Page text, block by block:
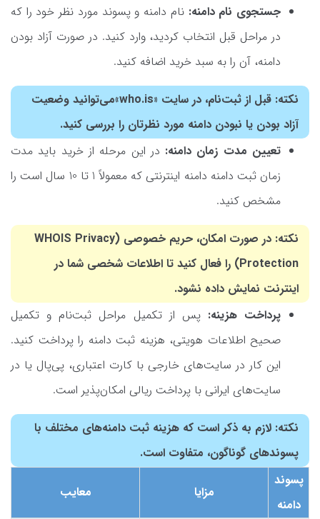
جستجوی نام دامنه:نام دامنه و پسوند مورد نظر خود را که
در مراحل قبل انتخاب کردید، وارد کنید. در صورت آزاد بودن
دامنه، آن را به سبد خرید اضافه کنید.
نکته: قبل از ثبت‌نام، در سایت «who.is»می‌توانید وضعیت
آزاد بودن یا نبودن دامنه مورد نظرتان را بررسی کنید.
تعیین مدت زمان دامنه: در این مرحله از خرید باید مدت
زمان ثبت دامنه دامنه اینترنتی که معمولاً 1 تا 10 سال است را
مشخص کنید.
نکته: در صورت امکان، حریم خصوصی (WHOIS Privacy
Protection) را فعال کنید تا اطلاعات شخصی شما در
اینترنت نمایش داده نشود.
پرداخت هزینه:پس از تکمیل مراحل ثبت‌نام و تکمیل
صحیح اطلاعات هویتی، هزینه ثبت دامنه را پرداخت کنید.
این کار در سایت‌های خارجی با کارت اعتباری، پی‌پال یا در
سایت‌های ایرانی با پرداخت ریالی امکان‌پذیر است.
نکته: لازم به ذکر است که هزینه ثبت دامنه‌های مختلف با
پسوندهای گوناگون، متفاوت است.
پسوند
دامنه
مزایا معایب